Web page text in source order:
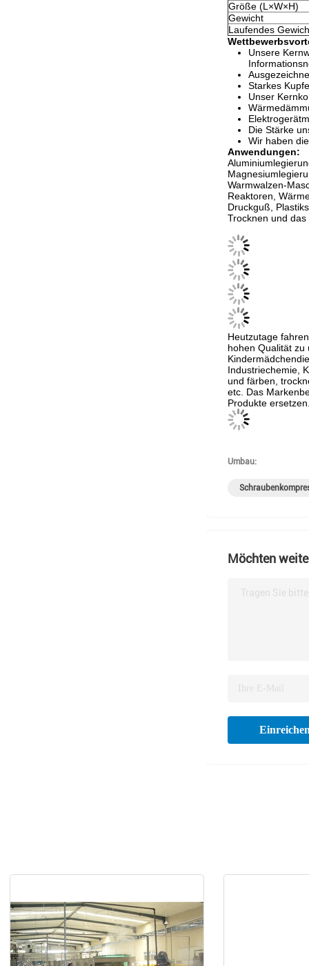
Größe (L×W×H)
Gewicht
Laufendes
Unsere
Starkes
Unser
Die Stärke
Wir haben
Anwendungen:
Warmwalzen-
Reaktoren,
Druckguß,
Trocknen und
Heutzutage
hohen Qualität zu
Industriechemie,
und färben,
etc. Das
Produkte
Umbau:
Möchten
Tragen Sie